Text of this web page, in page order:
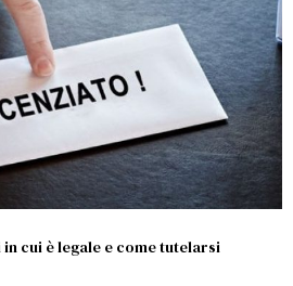
cui è legale e come tutelarsi